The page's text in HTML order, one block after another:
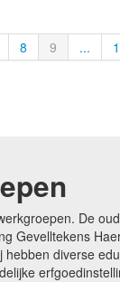
8 9 ...
De
Gevelltekens
diverse